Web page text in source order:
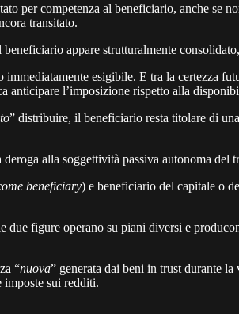
per competenza al beneficiario, anche se
transitato.
appare strutturalmente
esigibile. E tra la certezza
anticipare l’imposizione rispetto alla
” distribuire, il beneficiario resta titolare di
alla soggettività passiva autonoma
beneficiary) e beneficiario del capitale o
due figure operano su piani diversi e
“nuova” generata dai beni in trust durante la
sui redditi.